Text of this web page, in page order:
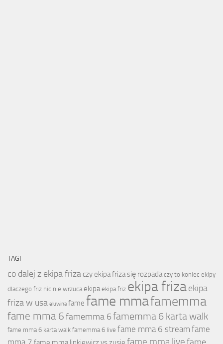
TAGI
co dalej z ekipa friza czy ekipa friza się rozpada czy to koniec ekipy
dlaczego friz nic nie wrzuca ekipa ekipa friz ekipa frizaekipa
friza w usa eluwina fame fame mmafamemma
fame mma 6famemma 6famemma 6 karta walk
fame mma 6 karta walk famemma 6 live fame mma 6 stream fame